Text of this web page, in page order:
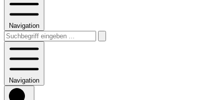
Navigation
Navigation